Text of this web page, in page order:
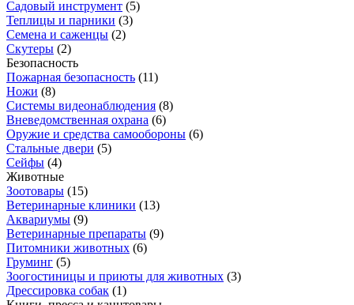
Садовый инструмент (5)
Теплицы и парники (3)
Семена и саженцы (2)
Скутеры (2)
Безопасность
Пожарная безопасность (11)
Ножи (8)
Системы видеонаблюдения (8)
Вневедомственная охрана (6)
Оружие и средства самообороны (6)
Стальные двери (5)
Сейфы (4)
Животные
Зоотовары (15)
Ветеринарные клиники (13)
Аквариумы (9)
Ветеринарные препараты (9)
Питомники животных (6)
Груминг (5)
Зоогостиницы и приюты для животных (3)
Дрессировка собак (1)